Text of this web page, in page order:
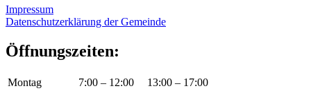
Impressum
Datenschutzerklärung der Gemeinde
Öffnungszeiten:
Montag 7:00 – 12:00
13:00 – 17:00